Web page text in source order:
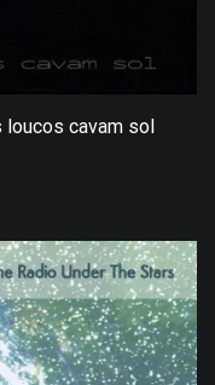
loucos cavam sol